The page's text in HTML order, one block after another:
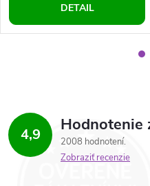
DETAIL
4,9 Hodnotenie
2008 hodnotení
Zobraziť recenzie